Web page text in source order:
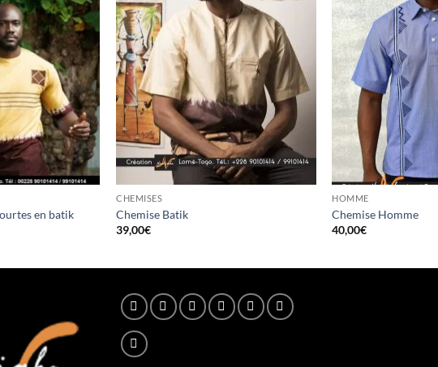
en batik
CHEMISES
Chemise Batik
39,00€
HOMME
Chemise Homme
40,00€